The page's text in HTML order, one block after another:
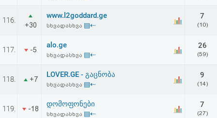
116.
+30
www.l2goddard.ge
სხვადასხვა ▤⇠
7
(10)
117. -5
alo.ge
სხვადასხვა ▤⇠
26
(59)
118. +7
LOVER.GE - გაცნობა
სხვადასხვა ▤⇠
9
(14)
119. -18
დომოფონები
სხვადასხვა ▤⇠
7
(27)